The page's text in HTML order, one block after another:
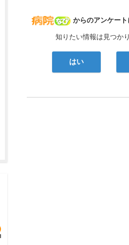
病院なび
からのアンケート
知りたい情報は見つか
はい